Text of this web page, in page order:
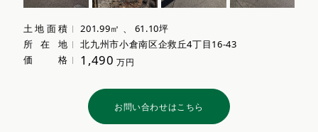
土地面積
201.99㎡ 、 61.10坪
所在地
北九州市小倉南区企救丘4丁目16-43
価格
1,490 万円
お問い合わせはこちら